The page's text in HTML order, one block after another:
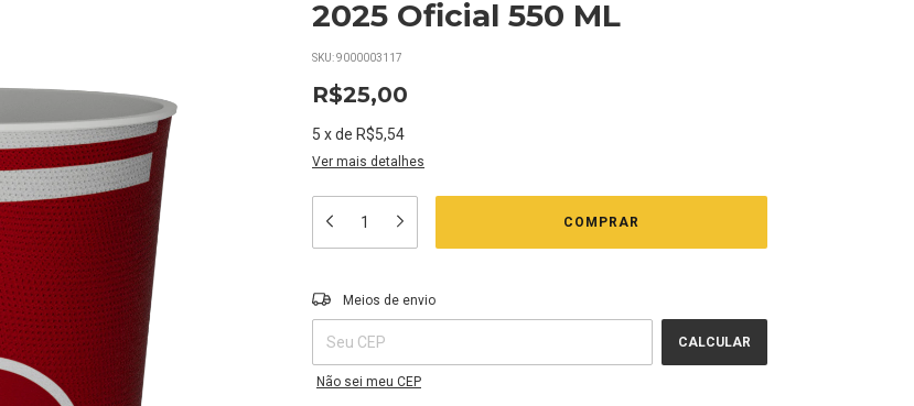
2025 Oficial 550 ML
SKU:9000003117
R$25,00
5 xde R$5,54
Ver mais detalhes
Entregas para o CEP:
Meios de envio
CALCULAR
Não sei meu CEP